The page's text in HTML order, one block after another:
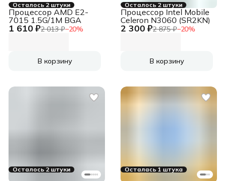
Осталось 2 штуки
1 610 ₽2 013 ₽−20%
Процессор AMD E2-
7015 1.5G/1M BGA
В корзину
Осталось 2 штуки
2 300 ₽2 875 ₽−20%
Процессор Intel Mobile
Celeron N3060 (SR2KN)
В корзину
Осталось 2 штуки Осталась 1 штука